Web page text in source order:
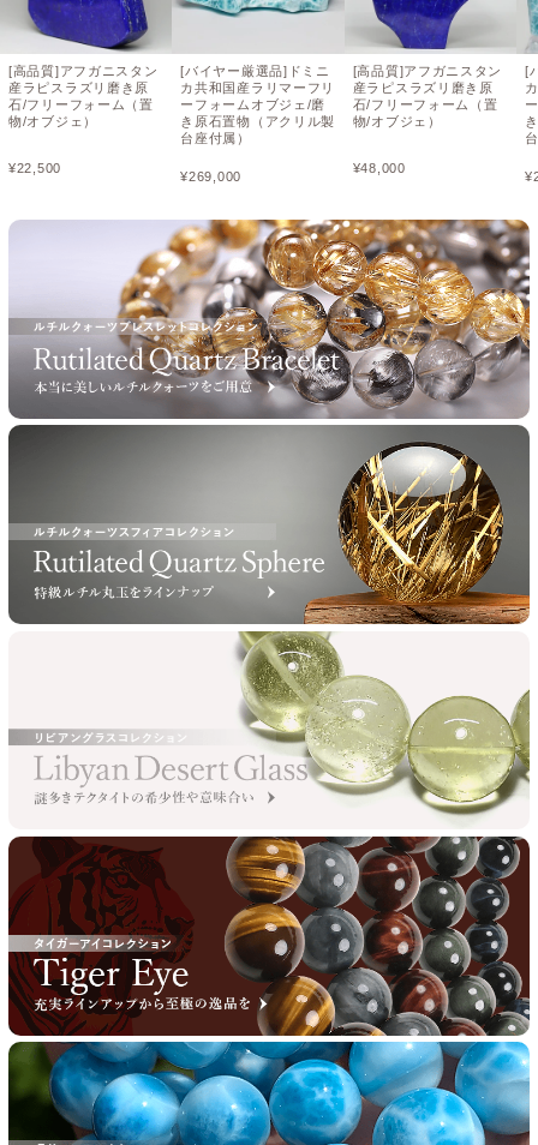
[高品質]アフガニスタン
産ラピスラズリ磨き原
石/フリーフォーム（置
物/オブジェ）
¥22,500
[バイヤー厳選品]ドミニ
カ共和国産ラリマーフリ
ーフォームオブジェ/磨
き原石置物（アクリル製
台座付属）
¥269,000
[高品質]アフガニスタン
産ラピスラズリ磨き原
石/フリーフォーム（置
物/オブジェ）
¥48,000
[
¥